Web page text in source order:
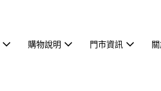
購物說明 門市資訊